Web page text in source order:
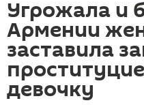
Угрожала и
Армении
заставила
девочку